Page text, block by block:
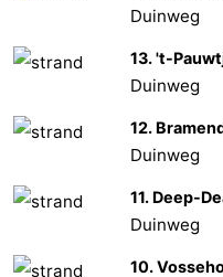
Duinweg
13. 't-
Duinweg
12.
Duinweg
11. Deep-
Duinweg
10.